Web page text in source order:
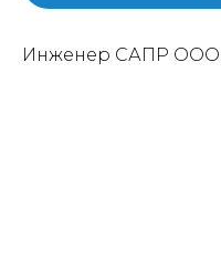
Инженер САПР ООО